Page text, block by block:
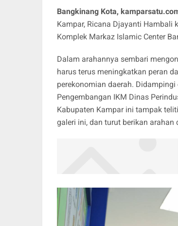
Bangkinang Kota,
Kampar, Ricana Djayanti Hambali
Komplek Markaz Islamic Center
Dalam arahannya sembari
harus terus meningkatkan peran
perekonomian daerah.
Pengembangan IKM Dinas
Kabupaten Kampar ini tampak
galeri ini, dan turut berikan